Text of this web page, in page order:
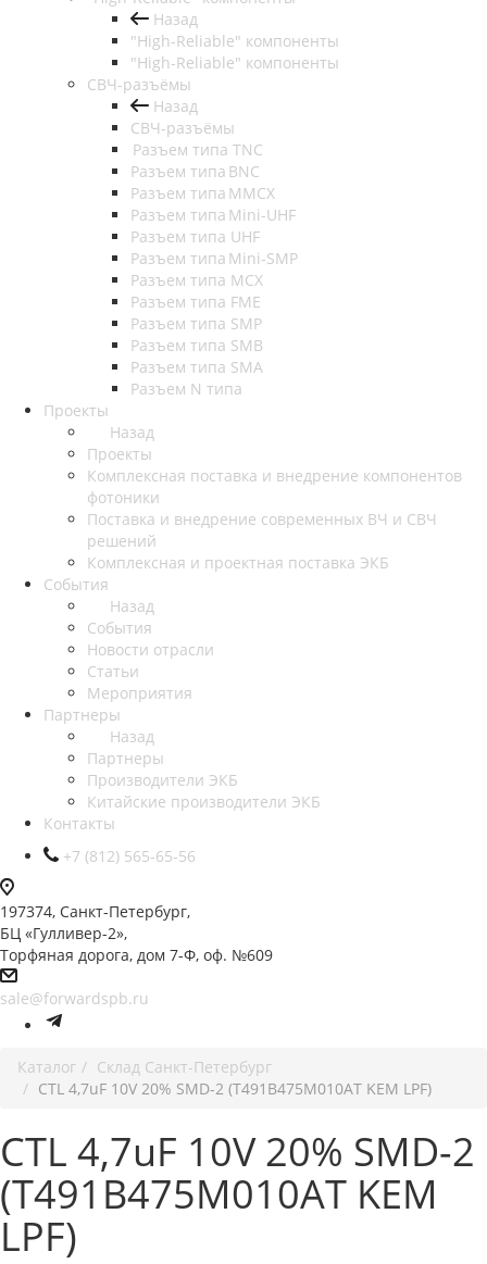
Назад
"High-Reliable" компоненты
"High-Reliable" компоненты
СВЧ-разъёмы
Назад
СВЧ-разъёмы
Разъем типа TNC
Разъем типа BNC
Разъем типа MMCX
Разъем типа Mini-UHF
Разъем типа UHF
Разъем типа Mini-SMP
Разъем типа MCX
Разъем типа FME
Разъем типа SMP
Разъем типа SMB
Разъем типа SMA
Разъем N типа
Проекты
Назад
Проекты
Комплексная поставка и внедрение компонентов
фотоники
Поставка и внедрение современных ВЧ и СВЧ
решений
Комплексная и проектная поставка ЭКБ
События
Назад
События
Новости отрасли
Статьи
Мероприятия
Партнеры
Назад
Партнеры
Производители ЭКБ
Китайские производители ЭКБ
Контакты
+7 (812) 565-65-56
197374, Санкт-Петербург,
БЦ «Гулливер-2»,
Торфяная дорога, дом 7-Ф, оф. №609
sale@forwardspb.ru
Каталог
Cклад Санкт-Петербург
CTL 4,7uF 10V 20% SMD-2 (T491B475M010AT KEM LPF)
CTL 4,7uF 10V 20% SMD-2
(T491B475M010AT KEM
LPF)